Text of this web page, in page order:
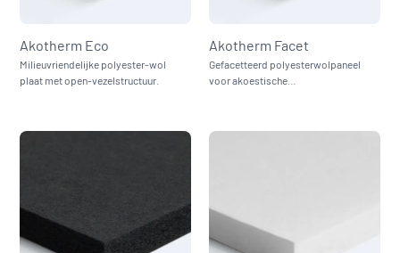
Akotherm Eco
Milieuvriendelijke polyester‑wol
plaat met open-vezelstructuur.
Akotherm Facet
Gefacetteerd polyesterwolpaneel
voor akoestische